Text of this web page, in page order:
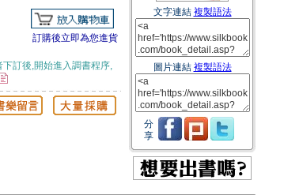
訂購後立即為您進貨
訂後,開始進入調書程序,
文字連結 複製語法
圖片連結 複製語法
分
享